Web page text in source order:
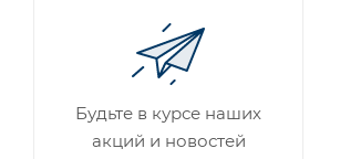
Будьте в курсе наших
акций и новостей